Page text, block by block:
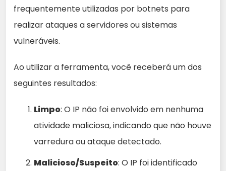
frequentemente utilizadas por botnets para
realizar ataques a servidores ou sistemas
vulneráveis.
Ao utilizar a ferramenta, você receberá um dos
seguintes resultados:
Limpo: O IP não foi envolvido em nenhuma
atividade maliciosa, indicando que não houve
varredura ou ataque detectado.
Malicioso/Suspeito: O IP foi identificado